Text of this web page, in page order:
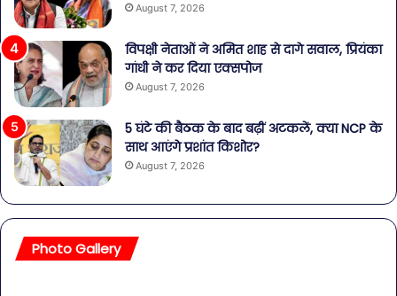
August 7, 2026
विपक्षी नेताओं ने अमित शाह से दागे सवाल, प्रियंका
गांधी ने कर दिया एक्सपोज
August 7, 2026
5 घंटे की बैठक के बाद बढ़ीं अटकलें, क्या NCP के
साथ आएंगे प्रशांत किशोर?
August 7, 2026
Photo Gallery